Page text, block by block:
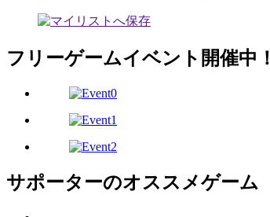
フリーゲームイベント開催中！
サポーターのオススメゲーム